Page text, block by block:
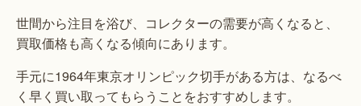
世間から注目を浴び、コレクターの需要が高くなると、
買取価格も高くなる傾向にあります。
手元に1964年東京オリンピック切手がある方は、なるべ
く早く買い取ってもらうことをおすすめします。